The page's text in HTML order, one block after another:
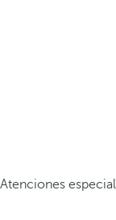
Atenciones